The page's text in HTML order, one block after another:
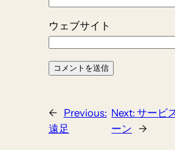
ウェブサイト
←
Previous:
遠足
Next:サービ
ーン
→